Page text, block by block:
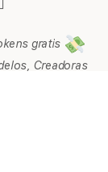
gratis
Creadoras